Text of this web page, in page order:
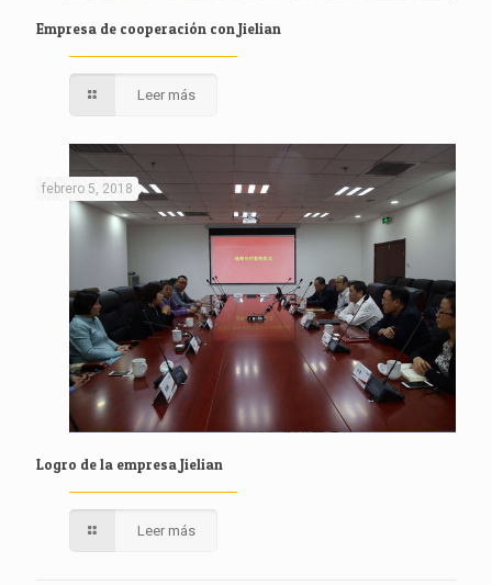
Empresa de cooperación con Jielian
Leer más
febrero 5, 2018
Logro de la empresa Jielian
Leer más